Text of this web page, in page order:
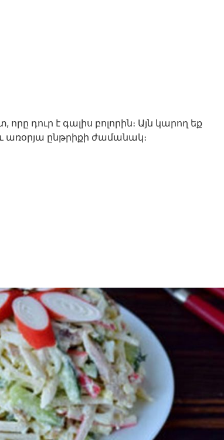
դուր է գալիս բոլորին։ Այն կարող եք
առօրյա ընթրիքի ժամանակ։